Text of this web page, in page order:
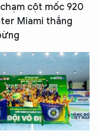
cột mốc 920
Miami thắng